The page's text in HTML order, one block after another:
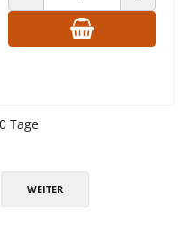
ANZAHL VERRINGERN ANZAHL
Tage
WEITER